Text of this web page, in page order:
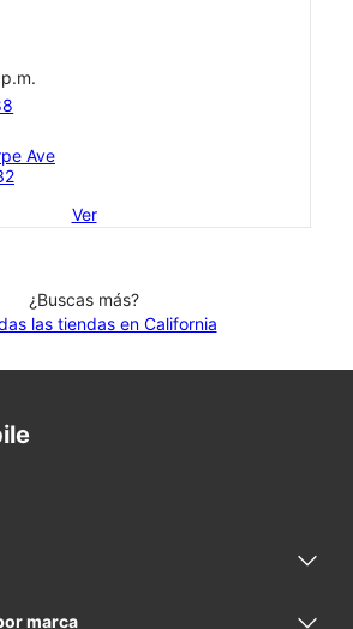
Ave
Ver
¿Buscas más?
las tiendas en California